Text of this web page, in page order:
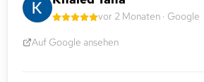
vor 2 Monaten · Google
Auf Google ansehen